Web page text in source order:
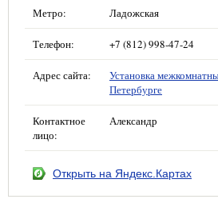
Метро: Ладожская
Телефон: +7 (812) 998-47-24
Адрес сайта:
Установка
Петербурге
Контактное
лицо:
Александр
Открыть на Яндекс.Картах